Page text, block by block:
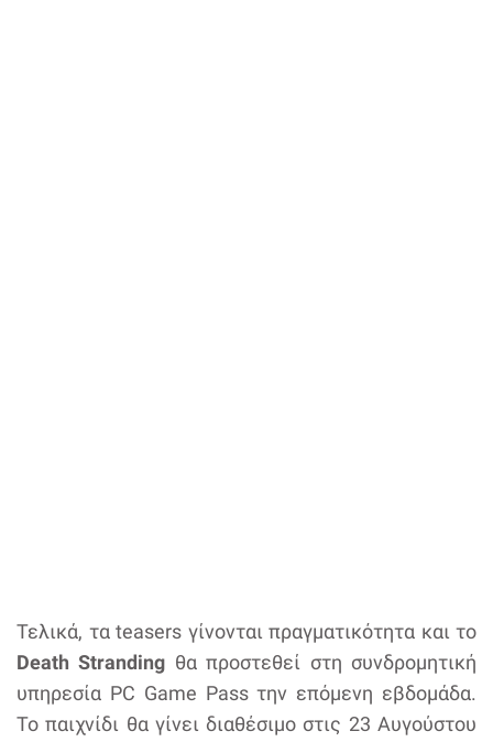
Τελικά, τα teasers γίνονται πραγματικότητα και το
Death Stranding θα προστεθεί στη συνδρομητική
υπηρεσία PC Game Pass την επόμενη εβδομάδα.
Το παιχνίδι θα γίνει διαθέσιμο στις 23 Αυγούστου